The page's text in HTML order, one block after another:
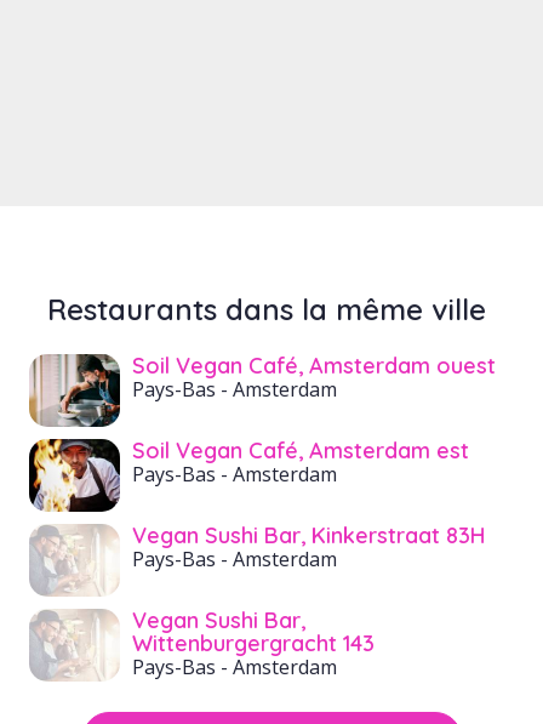
Restaurants dans la même ville
Soil Vegan Café, Amsterdam ouest
Pays-Bas - Amsterdam
Soil Vegan Café, Amsterdam est
Pays-Bas - Amsterdam
Vegan Sushi Bar, Kinkerstraat 83H
Pays-Bas - Amsterdam
Vegan Sushi Bar,
Wittenburgergracht 143
Pays-Bas - Amsterdam